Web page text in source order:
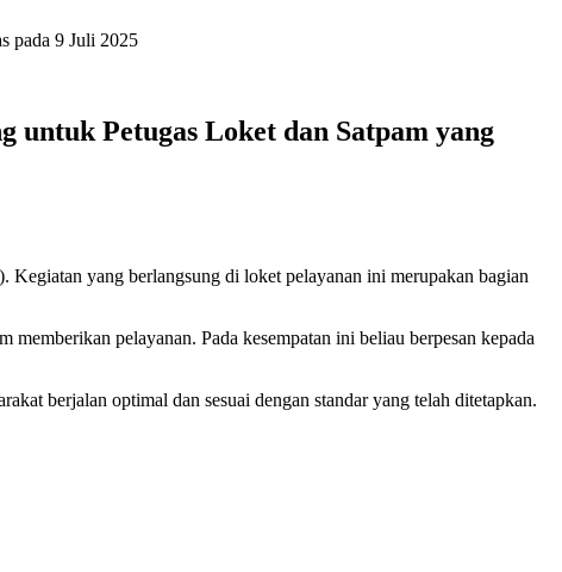
pada 9 Juli 2025
Petugas Loket dan Satpam yang
yang berlangsung di loket pelayanan ini merupakan bagian
pelayanan. Pada kesempatan ini beliau berpesan kepada
berjalan optimal dan sesuai dengan standar yang telah ditetapkan.